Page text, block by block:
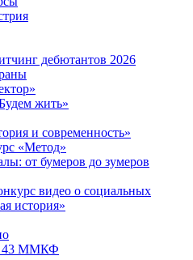
дебютантов 2026
жить»
и современность»
«Метод»
от бумеров до зумеров
видео о социальных
история»
43 ММКФ